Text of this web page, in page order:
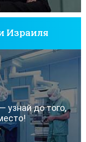
Израиля
узнай до того,